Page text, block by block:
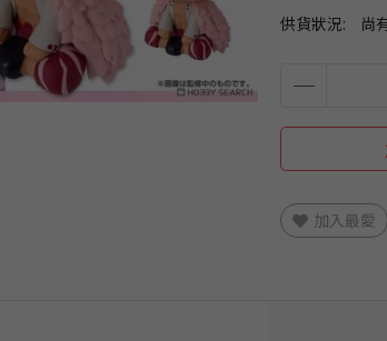
供貨狀況: 尚
加入最愛